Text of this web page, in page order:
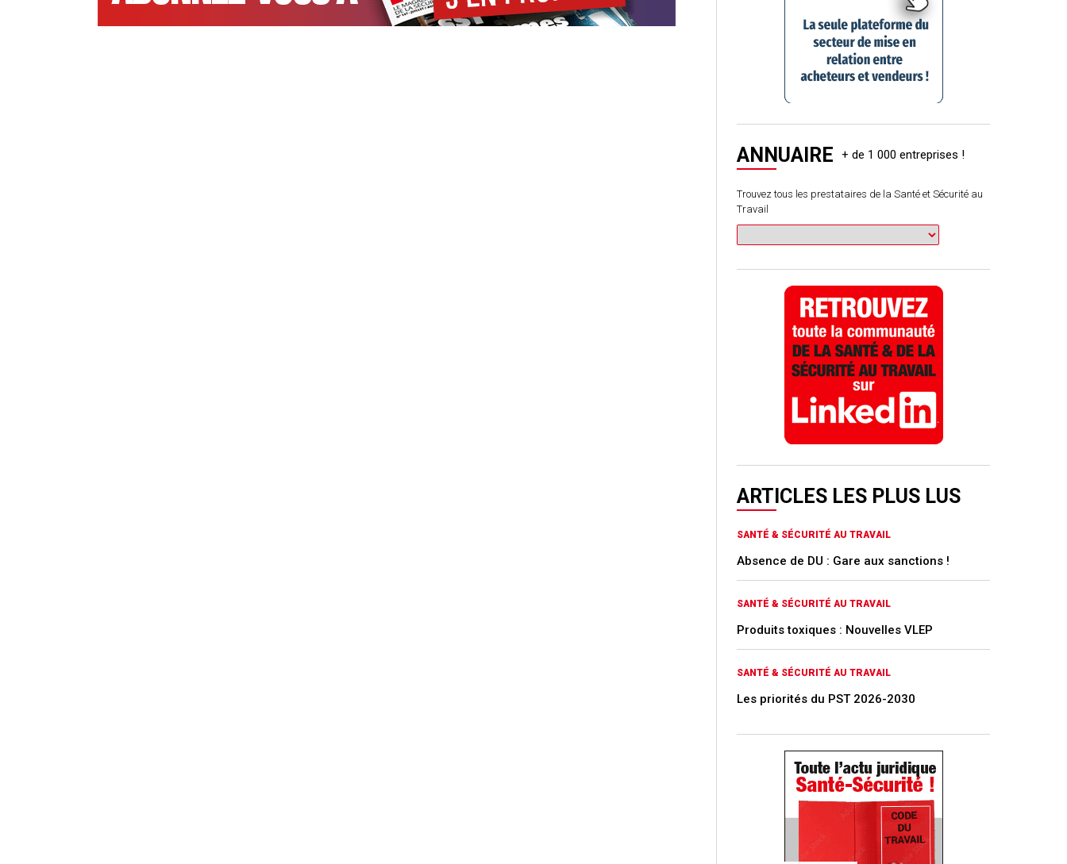
ANNUAIRE
Trouvez tous les prestataires de la Santé et Sécurité au
Travail
ARTICLES LES PLUS LUS
SANTÉ & SÉCURITÉ AU TRAVAIL
Absence de DU : Gare aux sanctions !
SANTÉ & SÉCURITÉ AU TRAVAIL
Produits toxiques : Nouvelles VLEP
SANTÉ & SÉCURITÉ AU TRAVAIL
Les priorités du PST 2026-2030